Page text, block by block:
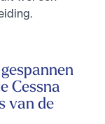
Cessna
van de